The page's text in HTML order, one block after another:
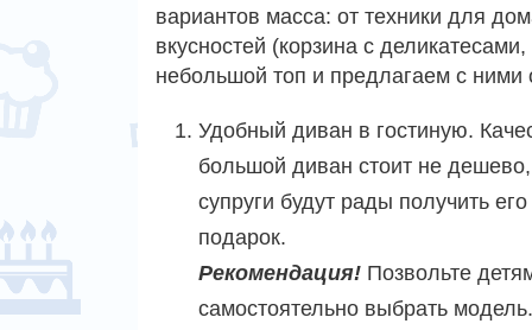
вариантов масса: от техники для
вкусностей (корзина с
небольшой топ и предлагаем с ними
Удобный диван в гостиную.
большой диван стоит не
супруги будут рады получить его
подарок.
Рекомендация! Позвольте
самостоятельно выбрать